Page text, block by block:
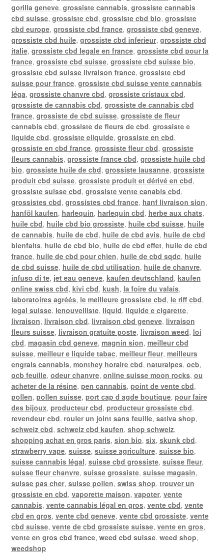
gorilla geneve, grossiste cannabis, grossiste cannabis
cbd suisse, grossiste cbd, grossiste cbd bio, grossiste
cbd europe, grossiste cbd france, grossiste cbd geneve,
grossiste cbd huile, grossiste cbd inferieur, grossiste cbd
italie, grossiste cbd legale en france, grossiste cbd pour la
france, grossiste cbd suisse, grossiste cbd suisse bio,
grossiste cbd suisse livraison france, grossiste cbd
suisse pour france, grossiste cbd suisse vente cannabis
léga, grossiste chanvre cbd, grossiste cristaux cbd,
grossiste de cannabis cbd, grossiste de cannabis cbd
france, grossiste de cbd suisse, grossiste de fleur
cannabis cbd, grossiste de fleurs de cbd, grossiste e
liquide cbd, grossiste eliquide, grossiste en cbd,
grossiste en cbd france, grossiste fleur cbd, grossiste
fleurs cannabis, grossiste france cbd, grossiste huile cbd
bio, grossiste huile de cbd, grossiste lausanne, grossiste
produit cbd suisse, grossiste produit et dérivé en cbd,
grossiste suisse cbd, grossiste vente canabis cbd,
grossistes cbd, grossistes cbd france, hanf livraison sion,
hanföl kaufen, harlequin, harlequin cbd, herbe aux chats,
huile cbd, huile cbd bio grossiste, huile cbd suisse, huile
de cannabis, huile de cbd, huile de cbd avis, huile de cbd
bienfaits, huile de cbd bio, huile de cbd effet, huile de cbd
france, huile de cbd pour chien, huile de cbd sqdc, huile
de cbd suisse, huile de cbd utilisation, huile de chanvre,
infuso di te, jet eau geneve, kaufen deutschland, kaufen
online swiss cbd, kivi cbd, kush, la foire du valais,
laboratoires agréés, le meilleure grossiste cbd, le riff cbd,
legal suisse, lenouvelliste, liquid, liquide e cigarette,
livraison, livraison cbd, livraison cbd geneve, livraison
fleurs suisse, livraison gratuite poste, livraison weed, loi
cbd, magasin cbd geneve, magnin sion, meilleur cbd
suisse, meilleur e liquide tabac, meilleur fleur, meilleurs
engrais cannabis, monthey horaire cbd, naturalpes, ocb,
ocb feuille, odeur chanvre, online suisse moon rocks, ou
acheter de la résine, pen cannabis, point de vente cbd,
pollen, pollen suisse, port cap d agde boutique, pour faire
des bijoux, producteur cbd, producteur grossiste cbd,
revendeur cbd, rouler un joint sans feuille, sativa shop,
schweiz cbd, schweiz cbd kaufen, shop schweiz,
shopping achat en gros paris, sion bio, six, skunk cbd,
strawberry vape, suisse, suisse agriculture, suisse bio,
suisse cannabis légal, suisse cbd grossiste, suisse fleur,
suisse fleur chanvre, suisse grossiste, suisse magasin,
suisse pas cher, suisse pollen, swiss shop, trouver un
grossiste en cbd, vaporette maison, vapoter, vente
cannabis, vente cannabis légal en gros, vente cbd, vente
cbd en gros, vente cbd geneve, vente cbd grossiste, vente
cbd suisse, vente de cbd grossiste suisse, vente en gros,
vente en gros cbd france, weed cbd suisse, weed shop,
weedshop